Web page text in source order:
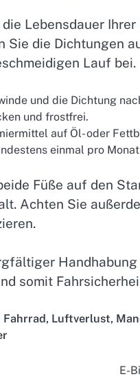
Lebensdauer
Sie die Dichtungen
Lauf bei.
und die Dichtung
und frostfrei.
auf Öl- oder
einmal pro
Füße auf den
Achten Sie
somit
Fahrrad, Luftverlust,
E-